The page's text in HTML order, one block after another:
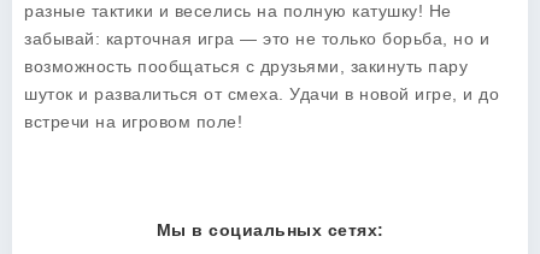
разные тактики и веселись на полную катушку! Не
забывай: карточная игра — это не только борьба, но и
возможность пообщаться с друзьями, закинуть пару
шуток и развалиться от смеха. Удачи в новой игре, и до
встречи на игровом поле!
Мы в социальных сетях: